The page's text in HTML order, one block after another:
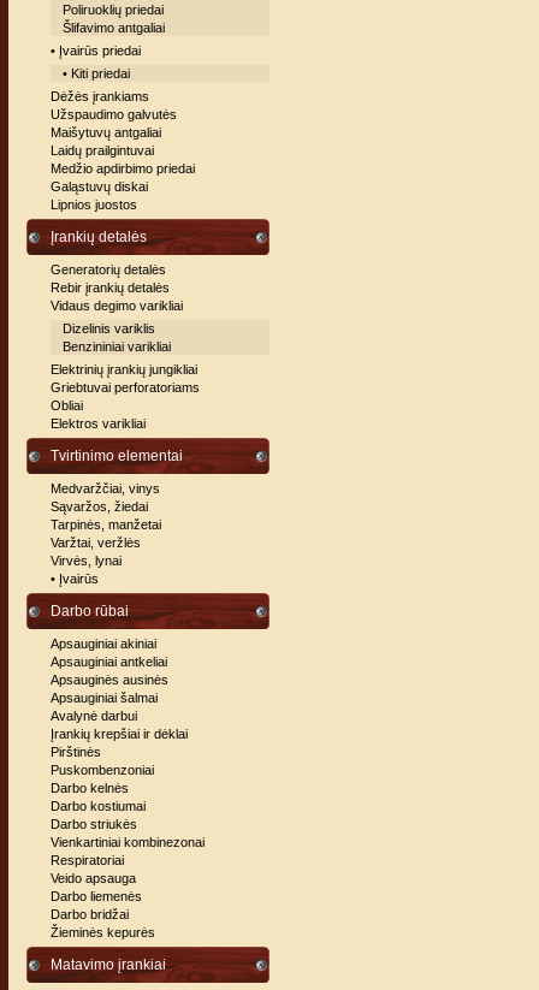
Poliruoklių priedai
Šlifavimo antgaliai
• Įvairūs priedai
• Kiti priedai
Dėžės įrankiams
Užspaudimo galvutės
Maišytuvų antgaliai
Laidų prailgintuvai
Medžio apdirbimo priedai
Galąstuvų diskai
Lipnios juostos
Įrankių detalės
Generatorių detalės
Rebir įrankių detalės
Vidaus degimo varikliai
Dizelinis variklis
Benzininiai varikliai
Elektrinių įrankių jungikliai
Griebtuvai perforatoriams
Obliai
Elektros varikliai
Tvirtinimo elementai
Medvaržčiai, vinys
Sąvaržos, žiedai
Tarpinės, manžetai
Varžtai, veržlės
Virvės, lynai
• Įvairūs
Darbo rūbai
Apsauginiai akiniai
Apsauginiai antkeliai
Apsauginės ausinės
Apsauginiai šalmai
Avalynė darbui
Įrankių krepšiai ir dėklai
Pirštinės
Puskombenzoniai
Darbo kelnės
Darbo kostiumai
Darbo striukės
Vienkartiniai kombinezonai
Respiratoriai
Veido apsauga
Darbo liemenės
Darbo bridžai
Žieminės kepurės
Matavimo įrankiai